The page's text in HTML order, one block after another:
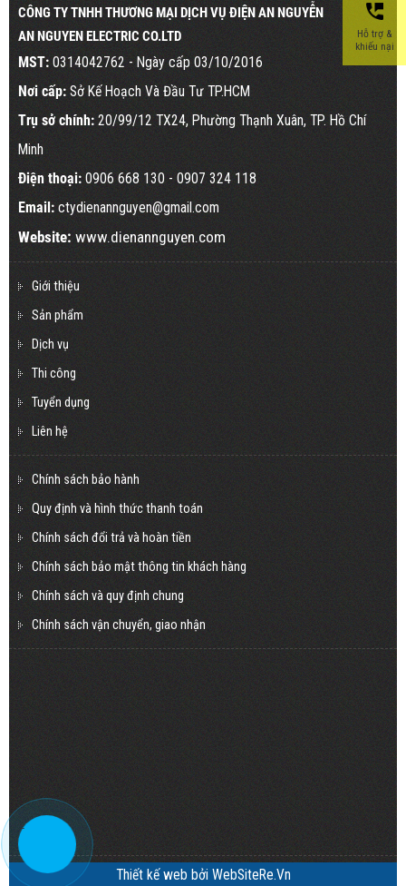
CÔNG TY TNHH THƯƠNG MẠI DỊCH VỤ ĐIỆN AN NGUYỄN
AN NGUYEN ELECTRIC CO.LTD
MST: 0314042762 - Ngày cấp 03/10/2016
Nơi cấp: Sở Kế Hoạch Và Đầu Tư TP.HCM
Trụ sở chính: 20/99/12 TX24, Phường Thạnh Xuân, TP. Hồ Chí
Minh
Điện thoại: 0906 668 130 - 0907 324 118
Email: ctydienannguyen@gmail.com
Website: www.dienannguyen.com
Giới thiệu
Sản phẩm
Dịch vụ
Thi công
Tuyển dụng
Liên hệ
Chính sách bảo hành
Quy định và hình thức thanh toán
Chính sách đổi trả và hoàn tiền
Chính sách bảo mật thông tin khách hàng
Chính sách và quy định chung
Chính sách vận chuyển, giao nhận
Thiết kế web bởi WebSiteRe.Vn
Hỗ trợ &
khiếu nại
=